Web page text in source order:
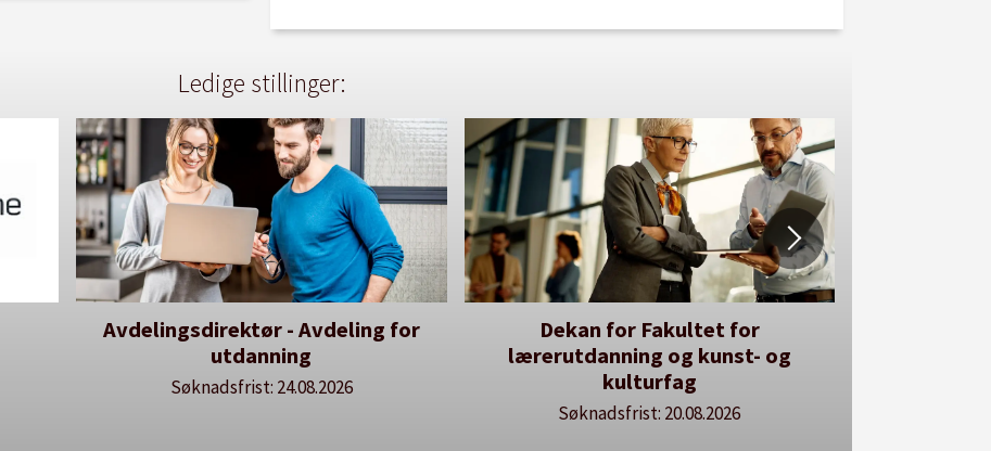
Ledige stillinger:
Avdelingsdirektør - Avdeling for
utdanning
Søknadsfrist: 24.08.2026
Dekan for Fakultet for
lærerutdanning og kunst- og
kulturfag
Søknadsfrist: 20.08.2026